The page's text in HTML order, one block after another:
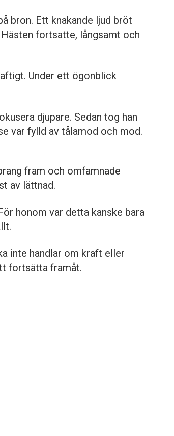
bron. Ett knakande ljud bröt
fortsatte, långsamt och
Under ett ögonblick
djupare. Sedan tog han
var fylld av tålamod och mod.
fram och omfamnade
av lättnad.
honom var detta kanske bara
inte handlar om kraft eller
fortsätta framåt.